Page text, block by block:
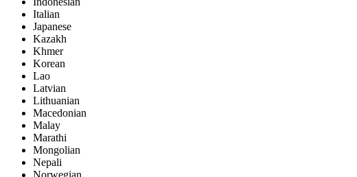
Italian
Japanese
Kazakh
Khmer
Korean
Lao
Latvian
Lithuanian
Macedonian
Malay
Marathi
Mongolian
Nepali
Norwegian